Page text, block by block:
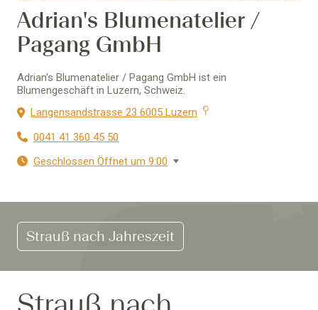
Adrian's Blumenatelier /
Pagang GmbH
Adrian's Blumenatelier / Pagang GmbH ist ein
Blumengeschäft in Luzern, Schweiz.
Langensandstrasse 23 6005 Luzern
0041 41 360 45 50
Geschlossen Öffnet um 9:00
Strauß nach Jahreszeit